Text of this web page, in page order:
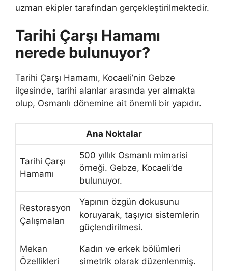
uzman ekipler tarafından gerçekleştirilmektedir.
Tarihi Çarşı Hamamı
nerede bulunuyor?
Tarihi Çarşı Hamamı, Kocaeli’nin Gebze
ilçesinde, tarihi alanlar arasında yer almakta
olup, Osmanlı dönemine ait önemli bir yapıdır.
Ana Noktalar
Tarihi Çarşı
Hamamı
500 yıllık Osmanlı mimarisi
örneği. Gebze, Kocaeli’de
bulunuyor.
Restorasyon
Çalışmaları
Yapının özgün dokusunu
koruyarak, taşıyıcı sistemlerin
güçlendirilmesi.
Mekan
Özellikleri
Kadın ve erkek bölümleri
simetrik olarak düzenlenmiş.